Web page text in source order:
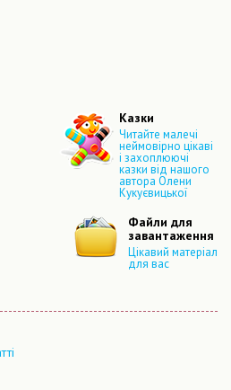
Казки
Читайте малечі
неймовірно цікаві
і захоплюючі
казки від нашого
автора Олени
Кукуєвицької
Файли для
завантаження
Цікавий матеріал
для вас